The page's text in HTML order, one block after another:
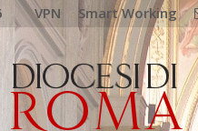
VPN Smart Working